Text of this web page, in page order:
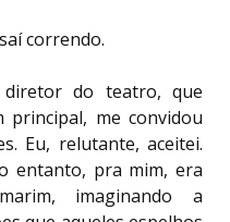
correndo.
do teatro, que
me convidou
Eu, relutante, aceitei.
entanto, pra mim, era
imaginando a